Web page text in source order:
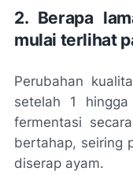
2. Berapa
mulai terlihat
Perubahan
setelah 1
fermentasi
bertahap, seiring
diserap ayam.